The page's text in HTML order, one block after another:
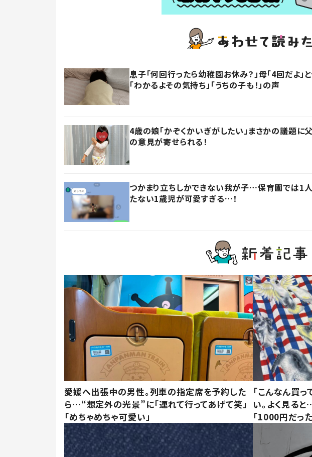
息子「何回行ったら幼稚園お休み？」母「4回だ
「わかるよその気持ち」「うちの子も！」の声
4歳の娘「かぞくかいぎがしたい」まさかの議題
の意見が寄せられる！
つかまり立ちしかできない我が子…保育園では1
たない1歳児が可愛すぎる…！
愛媛へ出張中の男性。列車の指定席を予約した
ら…“想定外の光景”に「連れて行ってあげて笑」
「めちゃめちゃ可愛い」
「こんなん買
い。よく見る
「1000円だった